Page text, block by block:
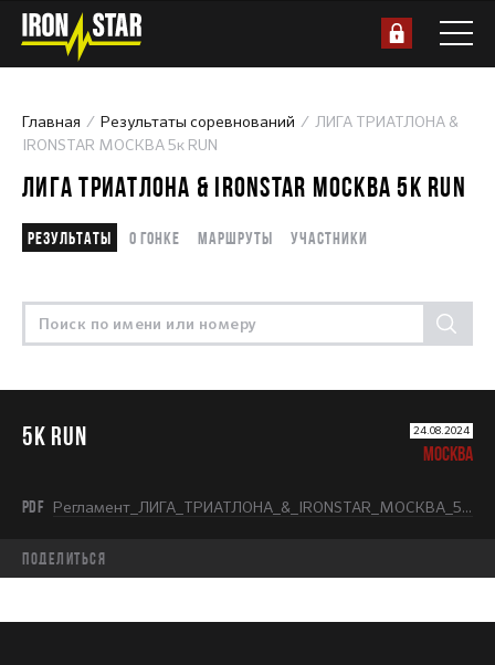
Главная Результаты соревнований
ЛИГА ТРИАТЛОНА &
IRONSTAR МОСКВА 5к RUN
ЛИГА ТРИАТЛОНА & IRONSTAR МОСКВА 5К RUN
Результаты О гонке Маршруты Участники
5К RUN 24.08.2024
МОСКВА
PDF Регламент_ЛИГА_ТРИАТЛОНА_&_IRONSTAR_МОСКВА_5K_RUN.pdf
Поделиться